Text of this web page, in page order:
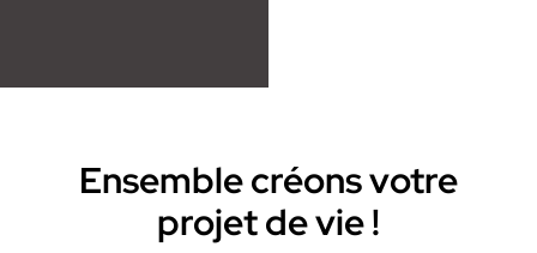
Ensemble créons votre
projet de vie !